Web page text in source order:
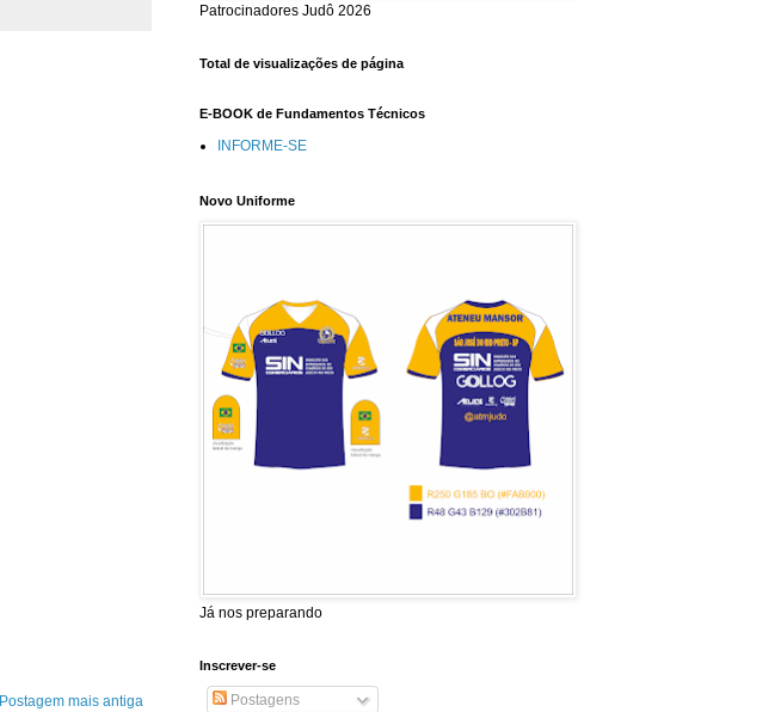
Postagem mais antiga
Patrocinadores Judô 2026
Total de visualizações de página
E-BOOK de Fundamentos Técnicos
INFORME-SE
Novo Uniforme
Já nos preparando
Inscrever-se
Postagens